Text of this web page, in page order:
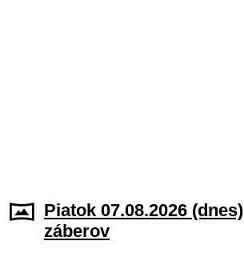
Piatok 07.08.2026 (dnes)
záberov